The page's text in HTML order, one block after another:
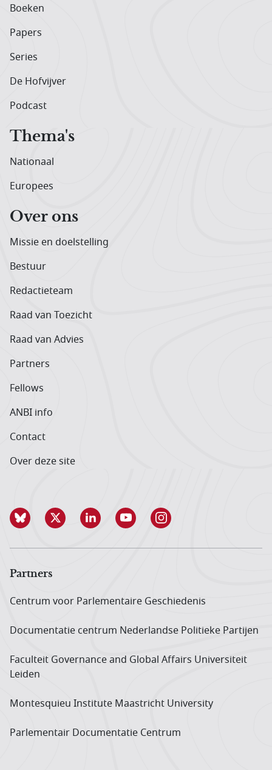
Boeken
Papers
Series
De Hofvijver
Podcast
Thema's
Nationaal
Europees
Over ons
Missie en doelstelling
Bestuur
Redactieteam
Raad van Toezicht
Raad van Advies
Partners
Fellows
ANBI info
Contact
Over deze site
Partners
Centrum voor Parlementaire Geschiedenis
Documentatie centrum Neder­landse Politieke Partijen
Faculteit Governance and Global Affairs Universiteit
Leiden
Montesquieu Institute Maastricht University
Parlementair Documentatie Centrum